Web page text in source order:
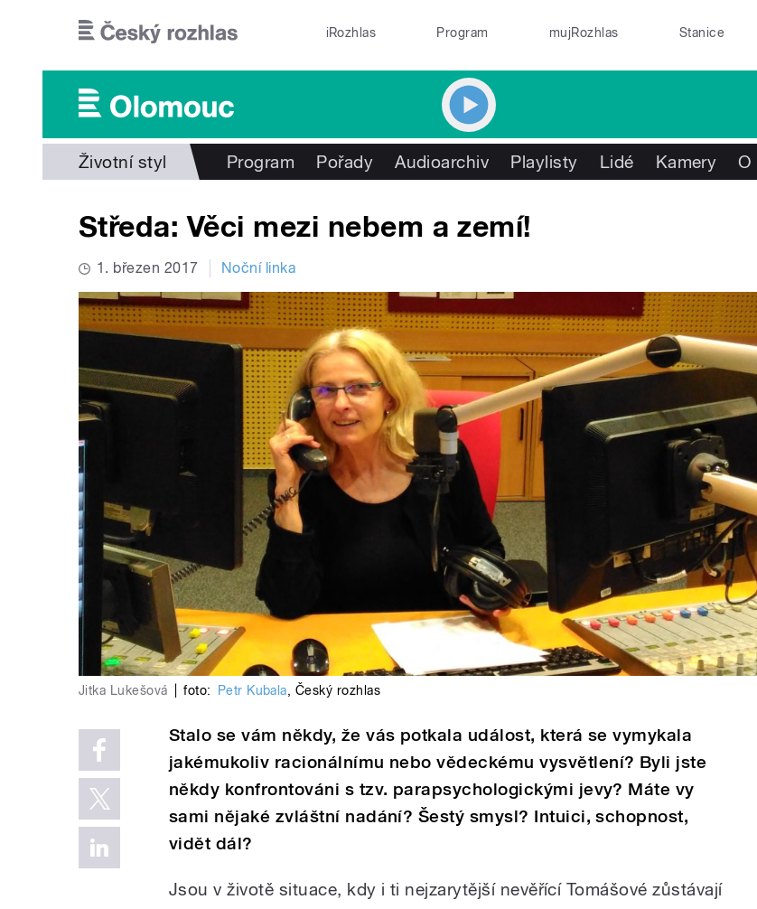
iRozhlas Program mujRozhlas Stanice
Životní styl Program Pořady Audioarchiv Playlisty Lidé Kamery O
Středa: Věci mezi nebem a zemí!
1. březen 2017 Noční linka
Jitka Lukešová foto: Petr Kubala, Český rozhlas
Stalo se vám někdy, že vás potkala událost, která se vymykala
jakémukoliv racionálnímu nebo vědeckému vysvětlení? Byli jste
někdy konfrontováni s tzv. parapsychologickými jevy? Máte vy
sami nějaké zvláštní nadání? Šestý smysl? Intuici, schopnost,
vidět dál?
Jsou v životě situace, kdy i ti nejzarytější nevěřící Tomášové zůstávají